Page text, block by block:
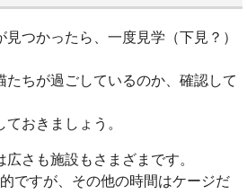
つかったら、一度見学（下見？）
たちが過ごしているのか、確認して
おきましょう。
さも施設もさまざまです。
ですが、その他の時間はケージだ